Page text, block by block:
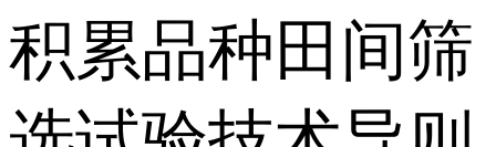
积累品种田间筛